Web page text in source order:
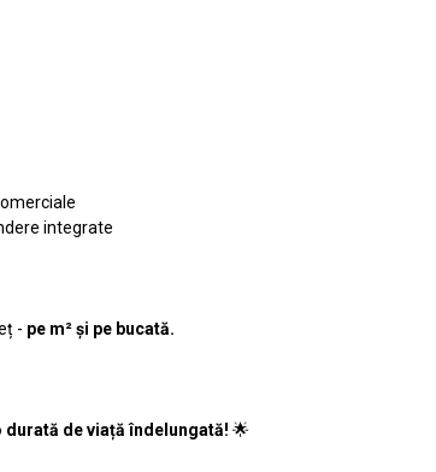
integrate
- pe m² și pe bucată.
de viață îndelungată! 🌟